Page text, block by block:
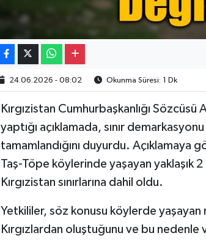
24.06.2026 - 08:02 Okunma Süresi: 1 Dk
Kırgızistan Cumhurbaşkanlığı
yaptığı açıklamada, sınır
tamamlandığını duyurdu. Açıklamaya
Taş-Töpe köylerinde yaşayan yaklaşık
Kırgızistan sınırlarına dahil oldu.
Yetkililer, söz konusu köylerde
Kırgızlardan oluştuğunu ve bu nedenle